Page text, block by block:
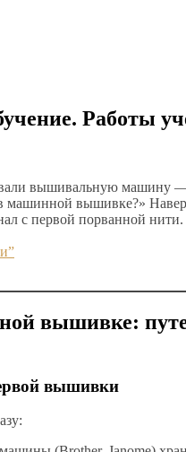
Работы
вышивальную машину
в машинной вышивке?»
с первой порванной
вышивке:
вышивки